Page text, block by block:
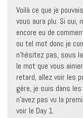
Voilà ce que je
vous aura plu. Si oui,
encore eu de
ou tel mot donc je
n’hésitez pas, sous
le mot que vous
retard, allez voir les
gère, je suis dans
n’avez pas vu la
voir le Day 1.